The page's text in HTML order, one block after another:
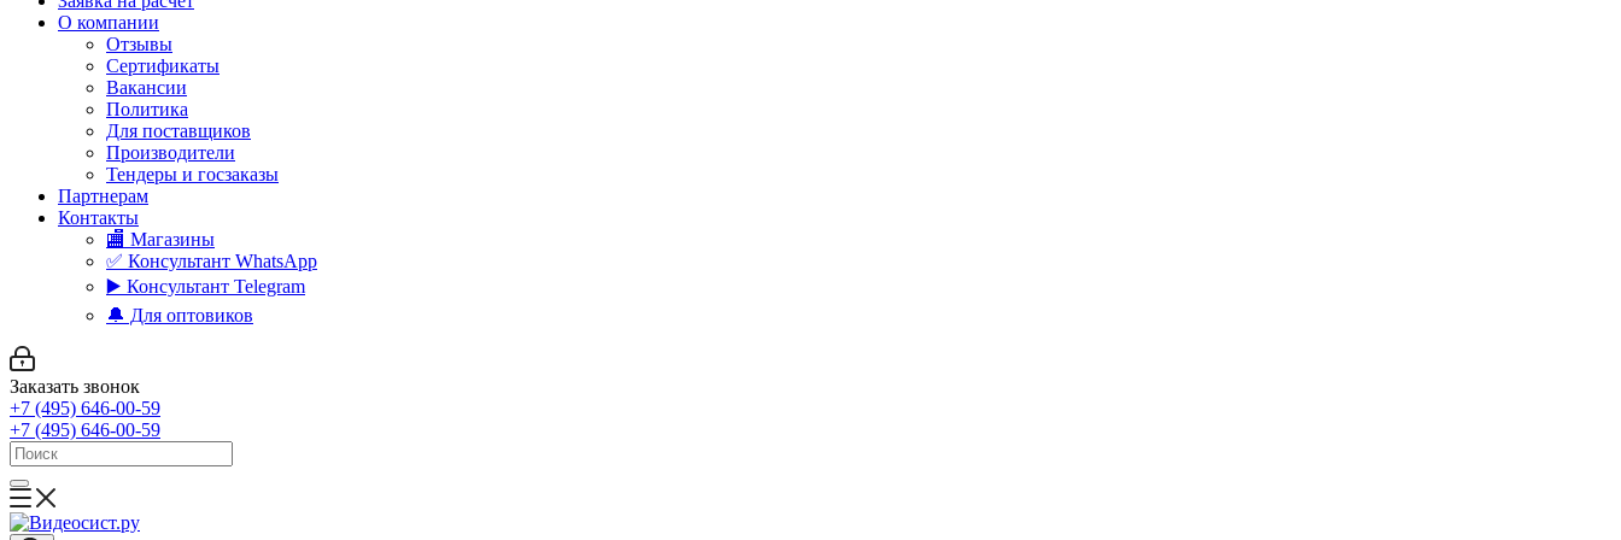
О компании
Отзывы
Сертификаты
Вакансии
Политика
Для поставщиков
Производители
Тендеры и госзаказы
Партнерам
Контакты
🏬 Магазины
✅️ Консультант WhatsApp
▶️ Консультант Telegram
🔔 Для оптовиков
Заказать звонок
+7 (495) 646-00-59
+7 (495) 646-00-59